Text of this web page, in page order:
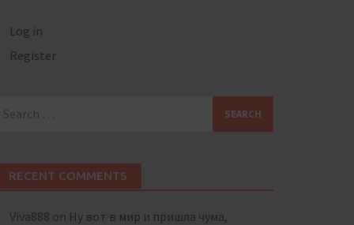
Log in
Register
for:
RECENT COMMENTS
Viva888 on Ну вот в мир и пришла чума,